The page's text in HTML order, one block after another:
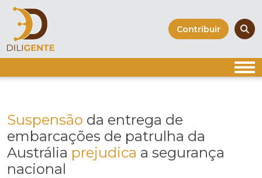
Skip
content
Contribuir
Suspensão da entrega de
embarcações de patrulha da
Austrália prejudica a segurança
nacional